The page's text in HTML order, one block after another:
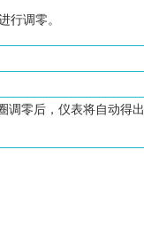
行调零。
零后，仪表将自动得